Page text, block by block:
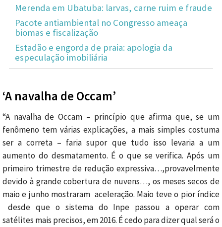
Merenda em Ubatuba: larvas, carne ruim e fraude
Pacote antiambiental no Congresso ameaça
biomas e fiscalização
Estadão e engorda de praia: apologia da
especulação imobiliária
‘A navalha de Occam’
“A navalha de Occam – princípio que afirma que, se um
fenômeno tem várias explicações, a mais simples costuma
ser a correta – faria supor que tudo isso levaria a um
aumento do desmatamento. É o que se verifica. Após um
primeiro trimestre de redução expressiva…,provavelmente
devido à grande cobertura de nuvens…, os meses secos de
maio e junho mostraram aceleração. Maio teve o pior índice
desde que o sistema do Inpe passou a operar com
satélites mais precisos, em 2016. É cedo para dizer qual será o